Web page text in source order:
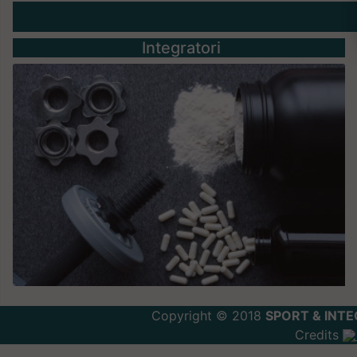
Integratori
Copyright © 2018 SPORT &
Credits